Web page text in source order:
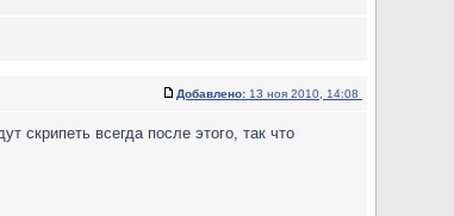
Добавлено: 13 ноя 2010, 14:08
скрипеть всегда после этого, так что